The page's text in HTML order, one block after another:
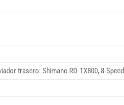
trasero: Shimano RD-TX800, 8-Speed